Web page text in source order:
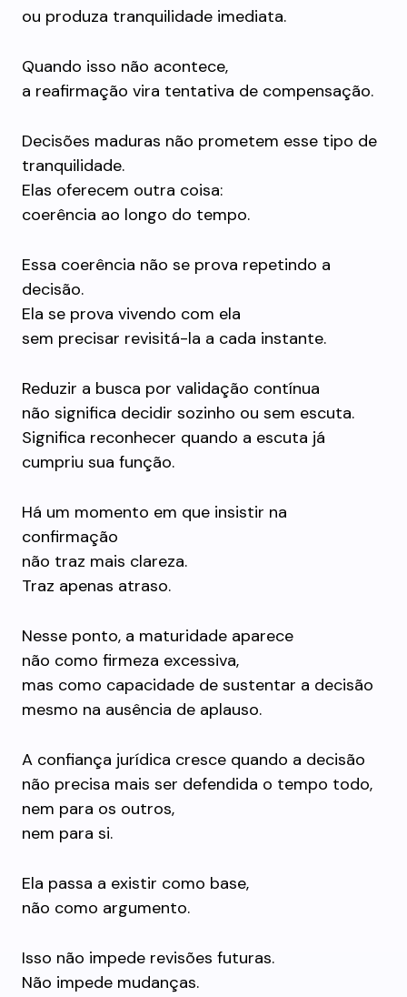
ou produza tranquilidade imediata.
Quando isso não acontece,
a reafirmação vira tentativa de compensação.
Decisões maduras não prometem esse tipo de
tranquilidade.
Elas oferecem outra coisa:
coerência ao longo do tempo.
Essa coerência não se prova repetindo a
decisão.
Ela se prova vivendo com ela
sem precisar revisitá-la a cada instante.
Reduzir a busca por validação contínua
não significa decidir sozinho ou sem escuta.
Significa reconhecer quando a escuta já
cumpriu sua função.
Há um momento em que insistir na
confirmação
não traz mais clareza.
Traz apenas atraso.
Nesse ponto, a maturidade aparece
não como firmeza excessiva,
mas como capacidade de sustentar a decisão
mesmo na ausência de aplauso.
A confiança jurídica cresce quando a decisão
não precisa mais ser defendida o tempo todo,
nem para os outros,
nem para si.
Ela passa a existir como base,
não como argumento.
Isso não impede revisões futuras.
Não impede mudanças.